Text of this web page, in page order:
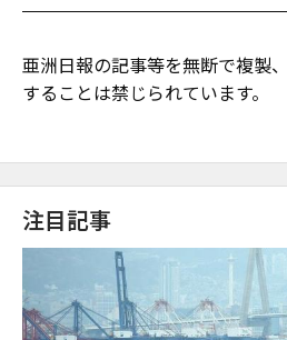
亜洲日報の記事等を無断で複製
することは禁じられています。
注目記事